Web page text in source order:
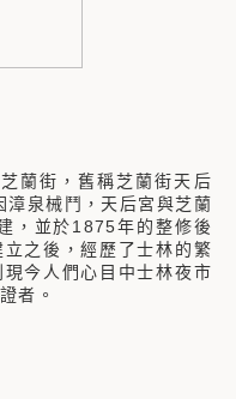
蘭街，舊稱芝蘭街天后
泉械鬥，天后宮與芝蘭
，並於1875年的整修後
之後，經歷了士林的繁
今人們心目中士林夜市
者。